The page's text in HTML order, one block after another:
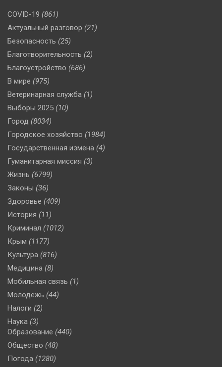
COVID-19 (861)
Актуальный разговор (21)
Безопасность (25)
Благотворительность (2)
Благоустройство (686)
В мире (975)
Ветеринарная служба (1)
Выборы 2025 (10)
Город (8034)
Городское хозяйство (1984)
Государственная измена (4)
Гуманитарная миссия (3)
Жизнь (6799)
Законы (36)
Здоровье (409)
История (11)
Криминал (1012)
Крым (1177)
Культура (816)
Медицина (8)
Мобильная связь (1)
Молодежь (44)
Налоги (2)
Наука (3)
Образование (440)
Общество (48)
Погода (1280)